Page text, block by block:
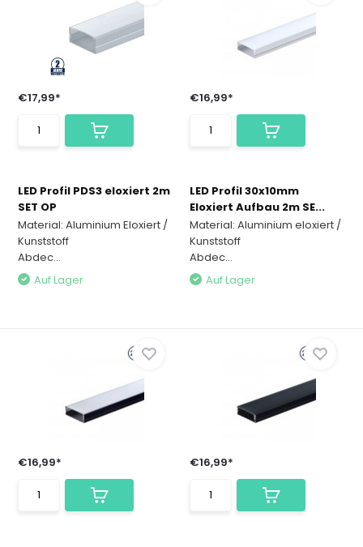
€17,99*
LED Profil PDS3 eloxiert 2m
SET OP
Material: Aluminium Eloxiert /
Kunststoff
Abdec...
Auf Lager
€16,99*
LED Profil 30x10mm
Eloxiert Aufbau 2m SE...
Material: Aluminium eloxiert /
Kunststoff
Abdec...
Auf Lager
€16,99* €16,99*